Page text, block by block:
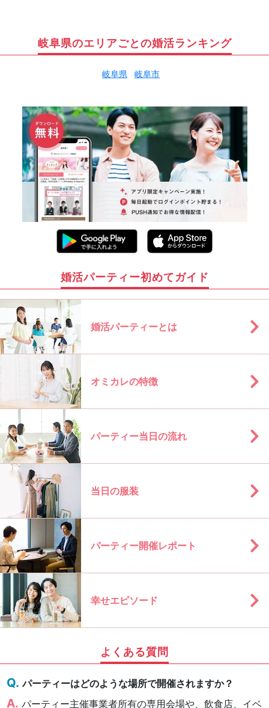
岐阜県のエリアごとの婚活ランキング
岐阜県 岐阜市
婚活パーティー初めてガイド
婚活パーティーとは
オミカレの特徴
パーティー当日の流れ
当日の服装
パーティー開催レポート
幸せエピソード
よくある質問
パーティーはどのような場所で開催されますか？
パーティー主催事業者所有の専用会場や、飲食店、イベ